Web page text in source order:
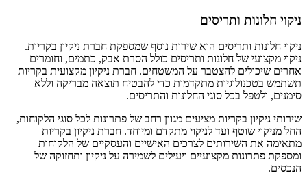
ניקוי חלונות ותריסים
ניקוי חלונות ותריסים הוא שירות נוסף שמספקת חברת ניקיון בקריות.
ניקוי מקצועי של חלונות ותריסים כולל הסרת אבק, כתמים, וחומרים
אחרים שיכולים להצטבר על המשטחים. חברת ניקיון מקצועית בקריות
תשתמש בטכנולוגיות מתקדמות כדי להבטיח תוצאה מבריקה וללא
סימנים, ולטפל בכל סוגי החלונות והתריסים.
שירותי ניקיון בקריות מציעים מגוון רחב של פתרונות לכל סוגי הלקוחות,
החל מניקוי שוטף ועד לניקוי מתקדם ומיוחד. חברת ניקיון בקריות
מתאימה את השירותים לצרכים האישיים והעסקיים של הלקוחות
ומספקת פתרונות מקצועיים ויעילים לשמירה על ניקיון ותחזוקה של
הנכסים.